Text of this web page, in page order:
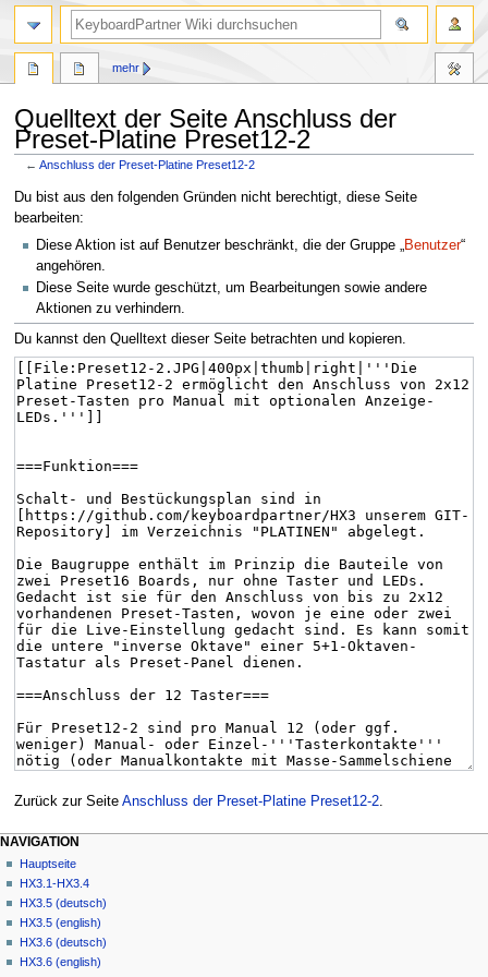
Quelltext der Seite Anschluss der
Preset-Platine Preset12-2
←Anschluss der Preset-Platine Preset12-2
Zur
Navigation
springen
Zur
Suche
springen
Du bist aus den folgenden Gründen nicht berechtigt, diese Seite
bearbeiten:
Diese Aktion ist auf Benutzer beschränkt, die der Gruppe „Benutzer“
angehören.
Diese Seite wurde geschützt, um Bearbeitungen sowie andere
Aktionen zu verhindern.
Du kannst den Quelltext dieser Seite betrachten und kopieren.
Zurück zur Seite Anschluss der Preset-Platine Preset12-2.
mehr
NAVIGATION
Hauptseite
HX3.1-HX3.4
HX3.5 (deutsch)
HX3.5 (english)
HX3.6 (deutsch)
HX3.6 (english)